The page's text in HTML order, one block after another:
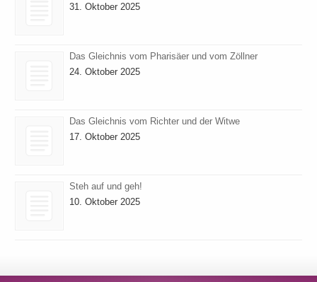
31. Oktober 2025
Das Gleichnis vom Pharisäer und vom Zöllner
24. Oktober 2025
Das Gleichnis vom Richter und der Witwe
17. Oktober 2025
Steh auf und geh!
10. Oktober 2025